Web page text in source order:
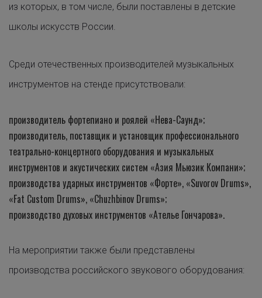
из которых, в том числе, были поставлены в детские
школы искусств России.
Среди отечественных производителей музыкальных
инструментов на стенде присутствовали:
производитель фортепиано и роялей «Нева-Саунд»;
производитель, поставщик и установщик профессионального
театрально-концертного оборудования и музыкальных
инструментов и акустических систем «Азия Мьюзик Компани»;
производства ударных инструментов «Форте», «Suvorov Drums»,
«Fat Custom Drums», «Chuzhbinov Drums»;
производство духовых инструментов «Ателье Гончарова».
На мероприятии также были представлены
производства российского звукового оборудования: